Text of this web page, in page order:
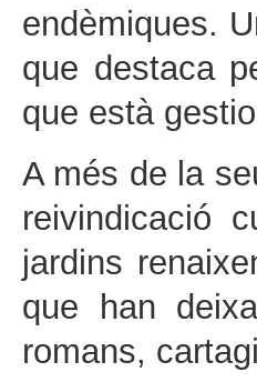
endèmiques.
que destaca
que està
A més de la
reivindicació
jardins
que han
romans,